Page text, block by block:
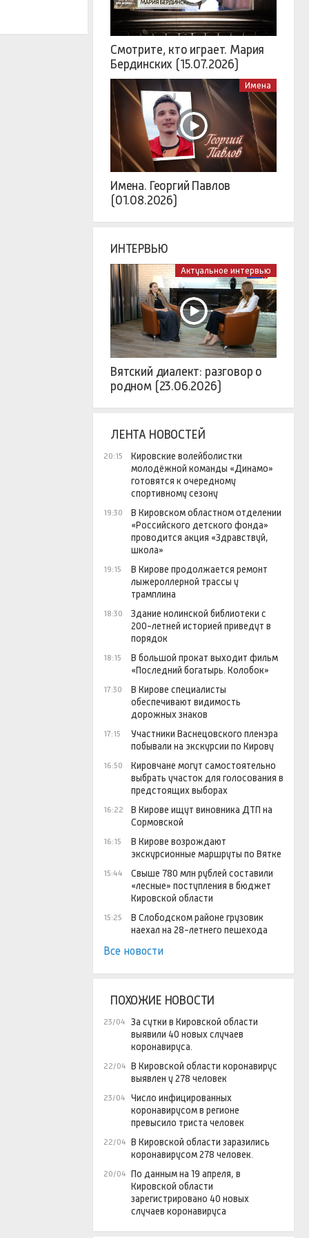
Смотрите, кто играет. Мария
Бердинских (15.07.2026)
Имена
Имена. Георгий Павлов
(01.08.2026)
ИНТЕРВЬЮ
Актуальное интервью
Вятский диалект: разговор о
родном (23.06.2026)
ЛЕНТА НОВОСТЕЙ
20:15
Кировские волейболистки
молодёжной команды «Динамо»
готовятся к очередному
спортивному сезону
19:30
В Кировском областном отделении
«Российского детского фонда»
проводится акция «Здравствуй,
школа»
19:15
В Кирове продолжается ремонт
лыжероллерной трассы у
трамплина
18:30
Здание нолинской библиотеки с
200-летней историей приведут в
порядок
18:15
В большой прокат выходит фильм
«Последний богатырь. Колобок»
17:30
В Кирове специалисты
обеспечивают видимость
дорожных знаков
17:15
Участники Васнецовского пленэра
побывали на экскурсии по Кирову
16:50
Кировчане могут самостоятельно
выбрать участок для голосования в
предстоящих выборах
16:22
В Кирове ищут виновника ДТП на
Сормовской
16:15
В Кирове возрождают
экскурсионные маршруты по Вятке
15:44
Свыше 780 млн рублей составили
«лесные» поступления в бюджет
Кировской области
15:25
В Слободском районе грузовик
наехал на 28-летнего пешехода
Все новости
ПОХОЖИЕ НОВОСТИ
23/04
За сутки в Кировской области
выявили 40 новых случаев
коронавируса.
22/04 В Кировской области коронавирус
выявлен у 278 человек
23/04
Число инфицированных
коронавирусом в регионе
превысило триста человек
22/04 В Кировской области заразились
коронавирусом 278 человек.
20/04 По данным на 19 апреля, в
Кировской области
зарегистрировано 40 новых
случаев коронавируса